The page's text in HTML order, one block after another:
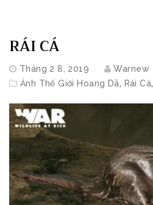
RÁI CÁ
Tháng 2 8, 2019
Warnew
Ảnh Thế Giới Hoang Dã, Rái Cá,